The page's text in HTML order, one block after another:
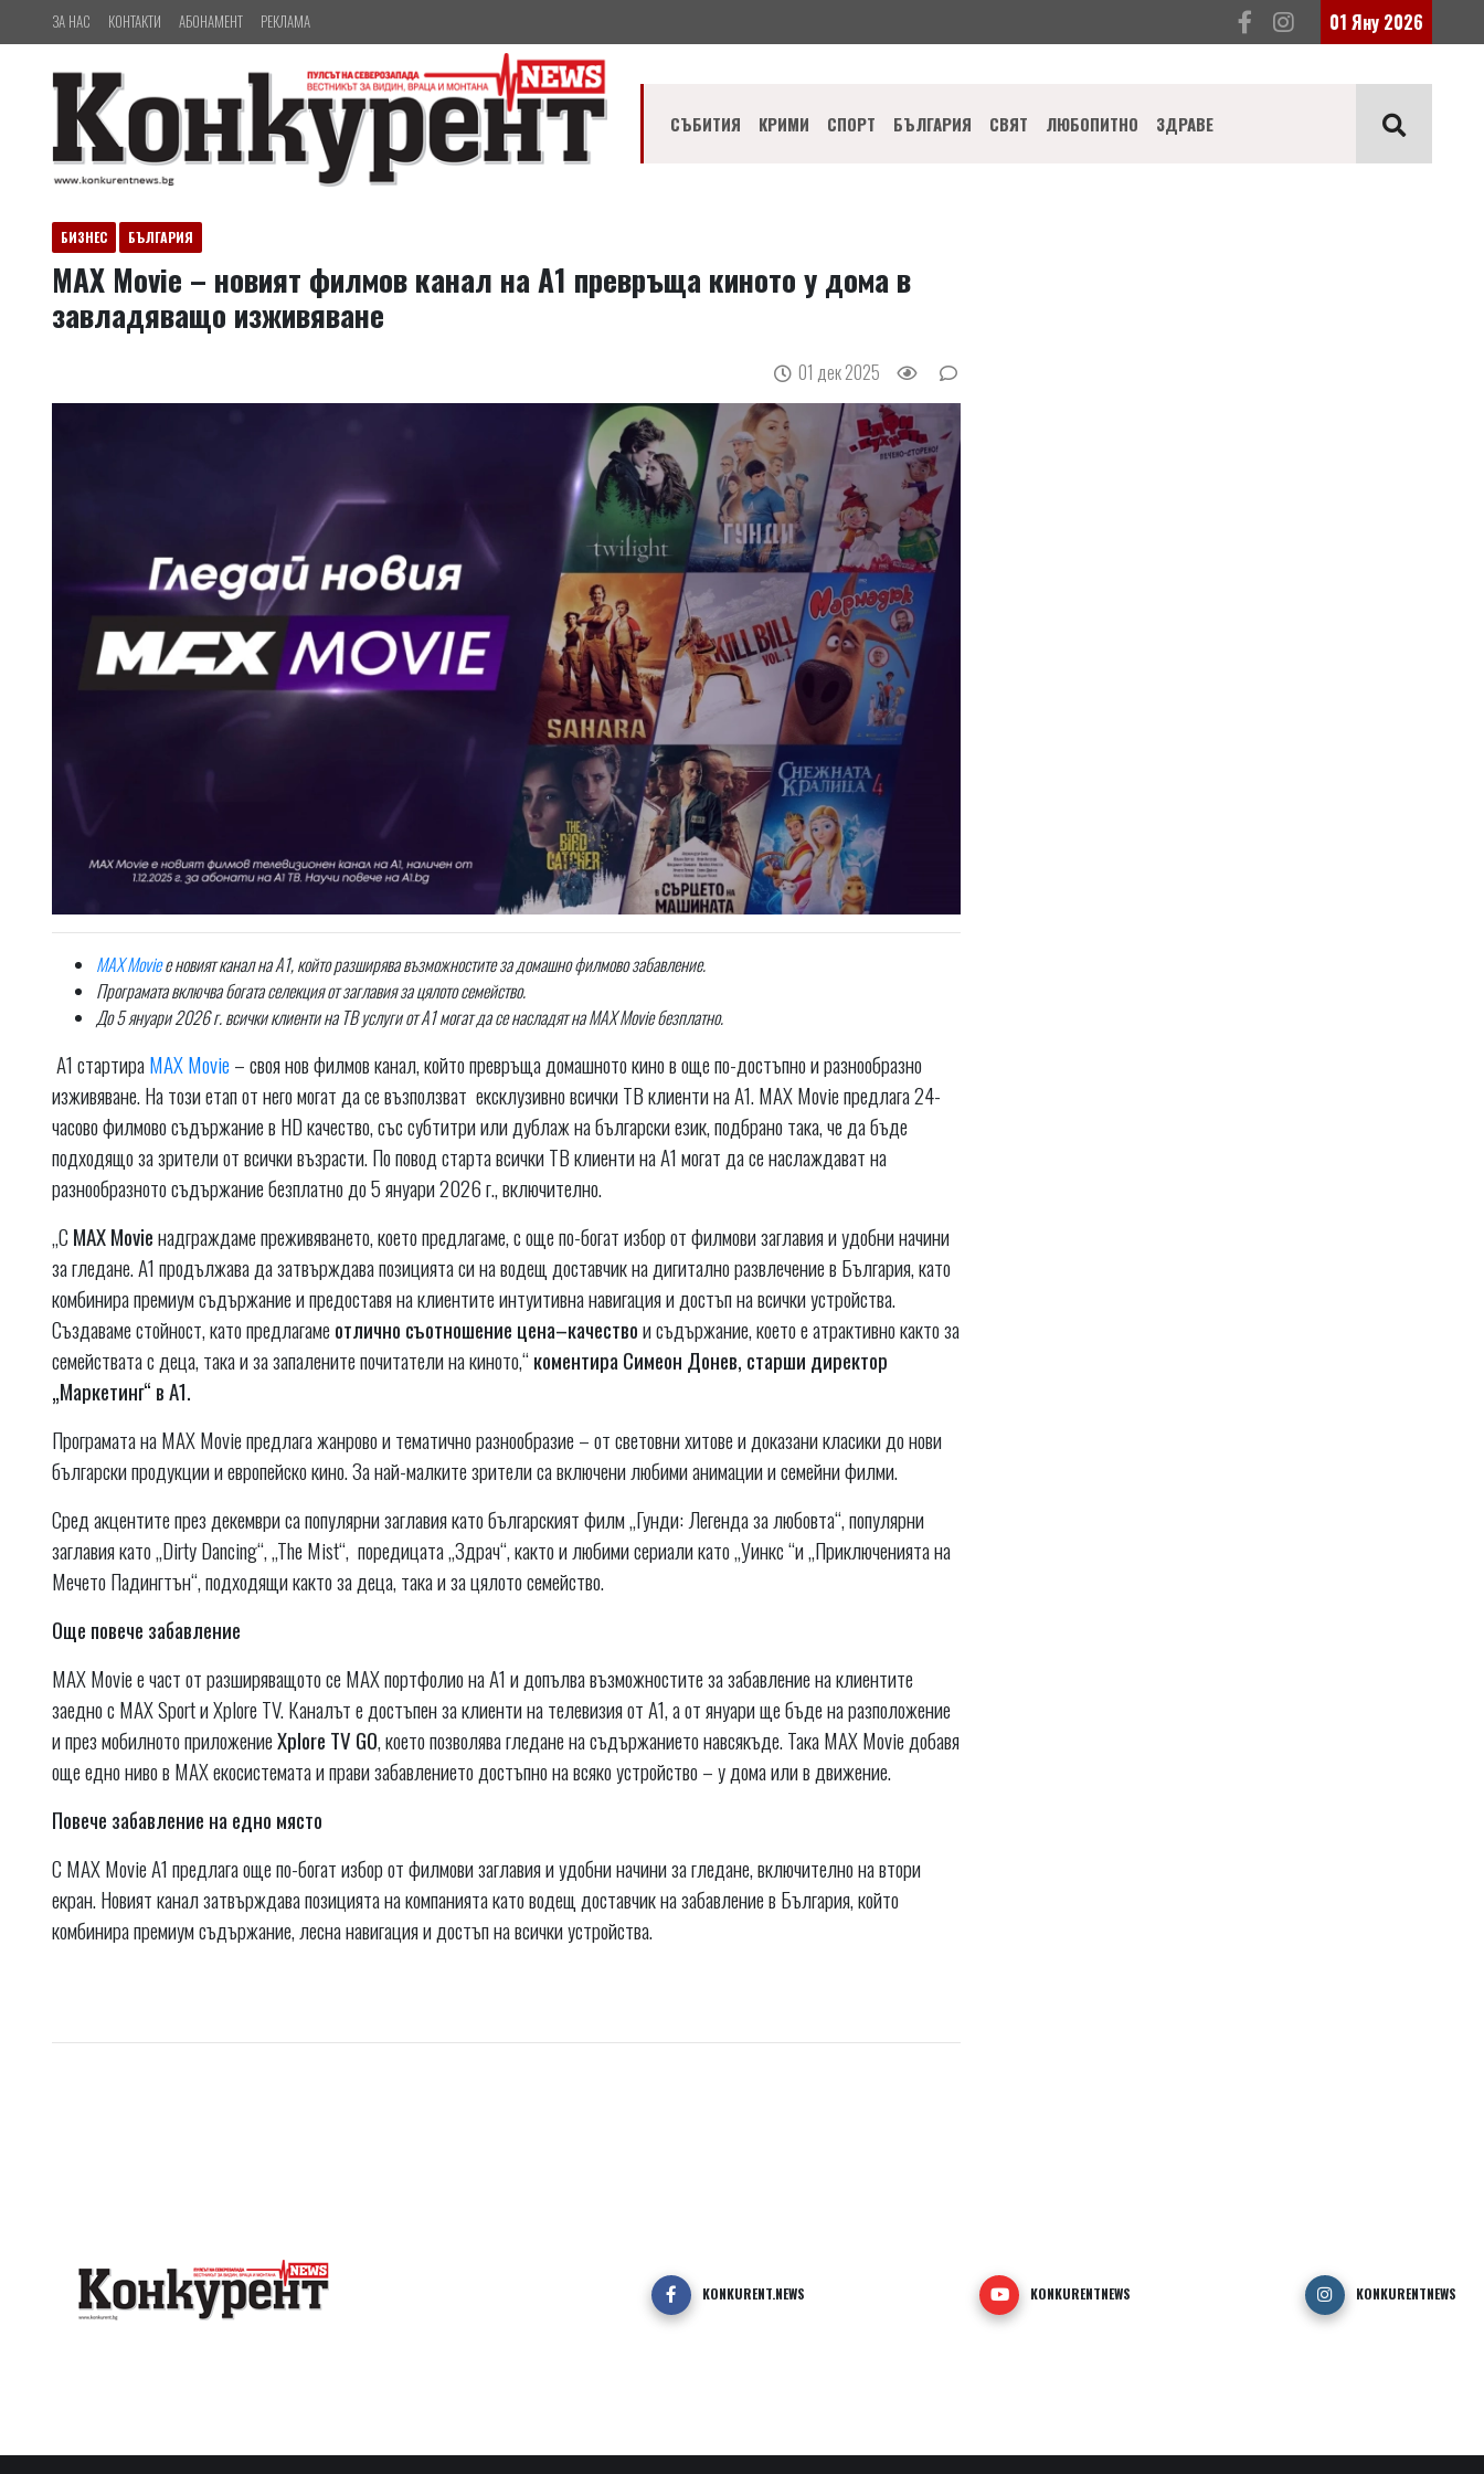
ЗА НАС КОНТАКТИ АБОНАМЕНТ РЕКЛАМА 01 Яну 2026
СЪБИТИЯ КРИМИ СПОРТ БЪЛГАРИЯ СВЯТ ЛЮБОПИТНО ЗДРАВЕ
БИЗНЕС БЪЛГАРИЯ
MAX Movie – новият филмов канал на А1 превръща киното у дома в
завладяващо изживяване
01 дек 2025
MAXMovieе новият канал на А1, който разширява възможностите за домашно филмово забавление.
Програмата включва богата селекция от заглавия за цялото семейство.
До 5 януари 2026 г. всички клиенти на ТВ услуги от А1 могат да се насладят наMAXMovieбезплатно.
А1 стартираMAX Movie– своя нов филмов канал, който превръща домашното кино в още по-достъпно и разнообразно
изживяване. На този етап от него могат да се възползват ексклузивно всички ТВ клиенти на А1. MAX Movie предлага 24-
часово филмово съдържание в HD качество, със субтитри или дублаж на български език, подбрано така, че да бъде
подходящо за зрители от всички възрасти. По повод старта всички ТВ клиенти на А1 могат да се наслаждават на
разнообразното съдържание безплатно до 5 януари 2026 г., включително.
„СMAX Movieнадграждаме преживяването, което предлагаме, с още по-богат избор от филмови заглавия и удобни начини
за гледане. А1 продължава да затвърждава позицията си на водещ доставчик на дигитално развлечение в България, като
комбинира премиум съдържание и предоставя на клиентите интуитивна навигация и достъп на всички устройства.
Създаваме стойност, като предлагамеотлично съотношение цена–качествои съдържание, което е атрактивно както за
семействата с деца, така и за запалените почитатели на киното,“коментира Симеон Донев, старши директор
„Маркетинг“ в А1.
Програмата на MAX Movie предлага жанрово и тематично разнообразие – от световни хитове и доказани класики до нови
български продукции и европейско кино. За най-малките зрители са включени любими анимации и семейни филми.
Сред акцентите през декември са популярни заглавия като българският филм „Гунди: Легенда за любовта“, популярни
заглавия като „Dirty Dancing“, „The Mist“, поредицата „Здрач“, както и любими сериали като „Уинкс “и „Приключенията на
Мечето Падингтън“, подходящи както за деца, така и за цялото семейство.
Още повече забавление
MAX Movie е част от разширяващото се MAX портфолио на А1 и допълва възможностите за забавление на клиентите
заедно с MAX Sport и Xplore TV. Каналът е достъпен за клиенти на телевизия от А1, а от януари ще бъде на разположение
и през мобилното приложениеXplore TV GO, което позволява гледане на съдържанието навсякъде. Така MAX Movie добавя
още едно ниво в MAX екосистемата и прави забавлението достъпно на всяко устройство – у дома или в движение.
Повече забавление на едно място
С MAX Movie А1 предлага още по-богат избор от филмови заглавия и удобни начини за гледане, включително на втори
екран. Новият канал затвърждава позицията на компанията като водещ доставчик на забавление в България, който
комбинира премиум съдържание, лесна навигация и достъп на всички устройства.
KONKURENT.NEWS KONKURENTNEWS KONKURENTNEWS